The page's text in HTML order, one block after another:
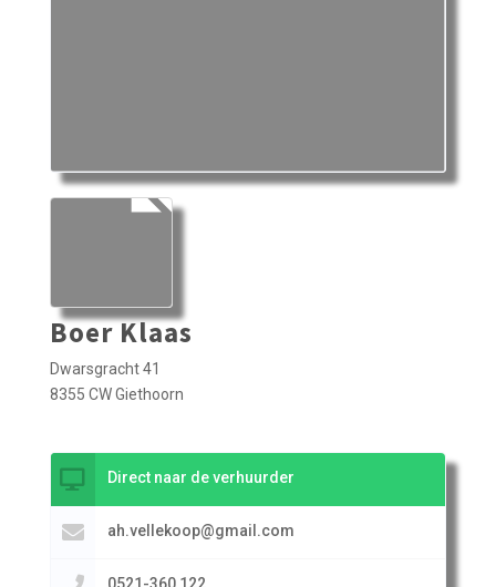
Boer Klaas
Dwarsgracht 41
8355 CW Giethoorn
Direct naar de verhuurder
ah.vellekoop@gmail.com